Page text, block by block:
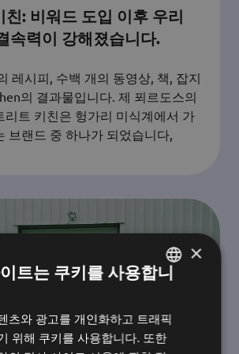
친: 비워드 도입 이후 우리
속력이 강해졌습니다.
레시피, 수백 개의 동영상, 책, 잡지
의 결과물입니다. 제 푀르도스의
리트 키친은 헝가리 미식계에서 가
브랜드 중 하나가 되었습니다,
영어
한국어
×
트는 쿠키를 사용합니
츠와 광고를 개인화하고 트래픽
위해 쿠키를 사용합니다. 또한